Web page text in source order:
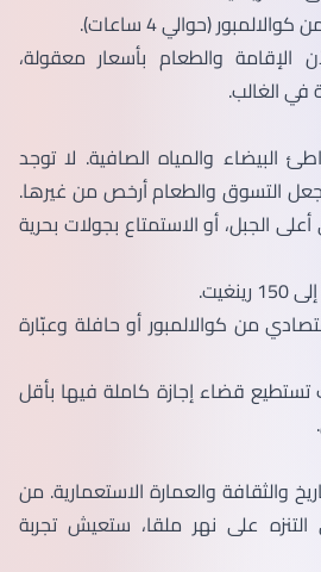
(حوالي 4 ساعات).
الإقامة والطعام بأسعار معقولة،
في الغالب.
البيضاء والمياه الصافية. لا توجد
التسوق والطعام أرخص من غيرها.
الجبل، أو الاستمتاع بجولات بحرية
من كوالالمبور أو حافلة وعبّارة
تستطيع قضاء إجازة كاملة فيها بأقل
والثقافة والعمارة الاستعمارية. من
التنزه على نهر ملقا، ستعيش تجربة